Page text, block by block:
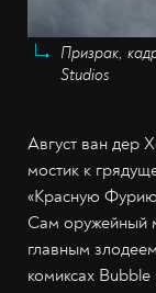
Призрак,
Studios
Август ван дер
мостик к
«Красную
Сам оружейный
главным
комиксах